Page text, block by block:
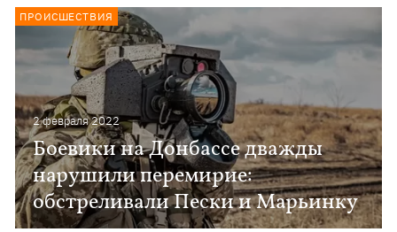
2 февраля 2022
Боевики на Донбассе дважды
нарушили перемирие:
обстреливали Пески и Марьинку
ПРОИСШЕСТВИЯ